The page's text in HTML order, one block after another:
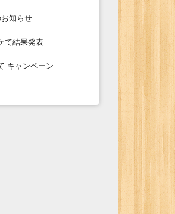
知らせ
て結果発表
キャンペーン